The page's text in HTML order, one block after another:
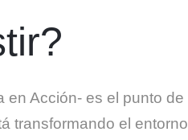
en Acción- es el punto de
transformando el entorno